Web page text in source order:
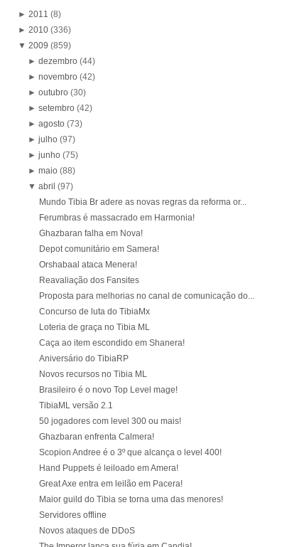
► 2011 (8)
► 2010 (336)
▼ 2009 (859)
►dezembro(44)
►novembro(42)
►outubro(30)
►setembro(42)
►agosto(73)
►julho(97)
►junho(75)
►maio(88)
▼abril(97)
Mundo Tibia Br adere as novas regras da reforma or...
Ferumbras é massacrado em Harmonia!
Ghazbaran falha em Nova!
Depot comunitário em Samera!
Orshabaal ataca Menera!
Reavaliação dos Fansites
Proposta para melhorias no canal de comunicação do...
Concurso de luta do TibiaMx
Loteria de graça no Tibia ML
Caça ao item escondido em Shanera!
Aniversário do TibiaRP
Novos recursos no Tibia ML
Brasileiro é o novo Top Level mage!
TibiaML versão 2.1
50 jogadores com level 300 ou mais!
Ghazbaran enfrenta Calmera!
Scopion Andree é o 3º que alcança o level 400!
Hand Puppets é leiloado em Amera!
Great Axe entra em leilão em Pacera!
Maior guild do Tibia se torna uma das menores!
Servidores offline
Novos ataques de DDoS